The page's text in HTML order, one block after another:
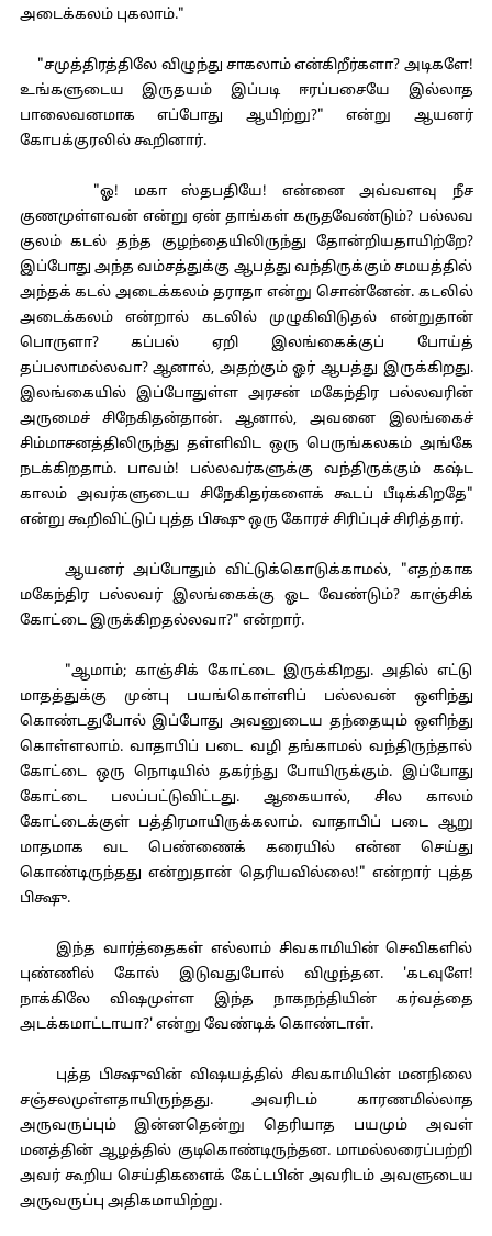
அடைக்கலம் புகலாம்."
"சமுத்திரத்திலே விழுந்து சாகலாம் என்கிறீர்களா? அடிகளே!
உங்களுடைய இருதயம் இப்படி ஈரப்பசையே இல்லாத
பாலைவனமாக எப்போது ஆயிற்று?" என்று ஆயனர்
கோபக்குரலில் கூறினார்.
"ஓ! மகா ஸ்தபதியே! என்னை அவ்வளவு நீச
குணமுள்ளவன் என்று ஏன் தாங்கள் கருதவேண்டும்? பல்லவ
குலம் கடல் தந்த குழந்தையிலிருந்து தோன்றியதாயிற்றே?
இப்போது அந்த வம்சத்துக்கு ஆபத்து வந்திருக்கும் சமயத்தில்
அந்தக் கடல் அடைக்கலம் தராதா என்று சொன்னேன். கடலில்
அடைக்கலம் என்றால் கடலில் முழுகிவிடுதல் என்றுதான்
பொருளா? கப்பல் ஏறி இலங்கைக்குப் போய்த்
தப்பலாமல்லவா? ஆனால், அதற்கும் ஓர் ஆபத்து இருக்கிறது.
இலங்கையில் இப்போதுள்ள அரசன் மகேந்திர பல்லவரின்
அருமைச் சிநேகிதன்தான். ஆனால், அவனை இலங்கைச்
சிம்மாசனத்திலிருந்து தள்ளிவிட ஒரு பெருங்கலகம் அங்கே
நடக்கிறதாம். பாவம்! பல்லவர்களுக்கு வந்திருக்கும் கஷ்ட
காலம் அவர்களுடைய சிநேகிதர்களைக் கூடப் பீடிக்கிறதே"
என்று கூறிவிட்டுப் புத்த பிக்ஷு ஒரு கோரச் சிரிப்புச் சிரித்தார்.
ஆயனர் அப்போதும் விட்டுக்கொடுக்காமல், "எதற்காக
மகேந்திர பல்லவர் இலங்கைக்கு ஓட வேண்டும்? காஞ்சிக்
கோட்டை இருக்கிறதல்லவா?" என்றார்.
"ஆமாம்; காஞ்சிக் கோட்டை இருக்கிறது. அதில் எட்டு
மாதத்துக்கு முன்பு பயங்கொள்ளிப் பல்லவன் ஒளிந்து
கொண்டதுபோல் இப்போது அவனுடைய தந்தையும் ஒளிந்து
கொள்ளலாம். வாதாபிப் படை வழி தங்காமல் வந்திருந்தால்
கோட்டை ஒரு நொடியில் தகர்ந்து போயிருக்கும். இப்போது
கோட்டை பலப்பட்டுவிட்டது. ஆகையால், சில காலம்
கோட்டைக்குள் பத்திரமாயிருக்கலாம். வாதாபிப் படை ஆறு
மாதமாக வட பெண்ணைக் கரையில் என்ன செய்து
கொண்டிருந்தது என்றுதான் தெரியவில்லை!" என்றார் புத்த
பிக்ஷு.
இந்த வார்த்தைகள் எல்லாம் சிவகாமியின் செவிகளில்
புண்ணில் கோல் இடுவதுபோல் விழுந்தன. 'கடவுளே!
நாக்கிலே விஷமுள்ள இந்த நாகநந்தியின் கர்வத்தை
அடக்கமாட்டாயா?' என்று வேண்டிக் கொண்டாள்.
புத்த பிக்ஷுவின் விஷயத்தில் சிவகாமியின் மனநிலை
சஞ்சலமுள்ளதாயிருந்தது. அவரிடம் காரணமில்லாத
அருவருப்பும் இன்னதென்று தெரியாத பயமும் அவள்
மனத்தின் ஆழத்தில் குடிகொண்டிருந்தன. மாமல்லரைப்பற்றி
அவர் கூறிய செய்திகளைக் கேட்டபின் அவரிடம் அவளுடைய
அருவருப்பு அதிகமாயிற்று.